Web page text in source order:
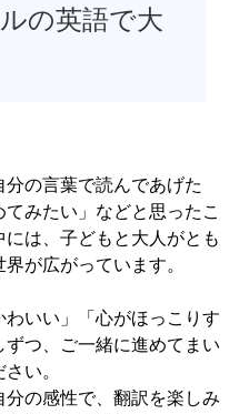
の英語で大
分の言葉で読んであげた
みたい」などと思ったこ
は、子どもと大人がとも
が広がっています。
いい」「心がほっこりす
つ、ご一緒に進めてまい
い。
の感性で、翻訳を楽しみ